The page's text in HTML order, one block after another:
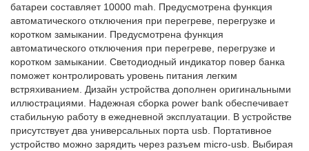
батареи составляет 10000 mah. Предусмотрена функция
автоматического отключения при перегреве, перегрузке и
коротком замыкании. Предусмотрена функция
автоматического отключения при перегреве, перегрузке и
коротком замыкании. Светодиодный индикатор повер банка
поможет контролировать уровень питания легким
встряхиванием. Дизайн устройства дополнен оригинальными
иллюстрациями. Надежная сборка power bank обеспечивает
стабильную работу в ежедневной эксплуатации. В устройстве
присутствует два универсальных порта usb. Портативное
устройство можно зарядить через разъем micro-usb. Выбирая